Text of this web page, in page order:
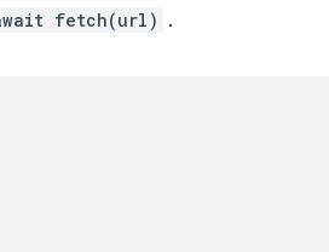
fetch(url) .